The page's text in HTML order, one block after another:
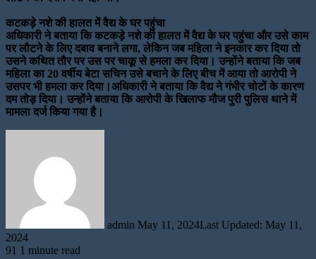
कटकड़े नशे की हालत में वैद्य के घर पहुंचा
अधिकारी ने बताया कि कटकड़े नशे की हालत में वैद्य के घर पहुंचा और उसे काम
पर लौटने के लिए दबाव बनाने लगा, लेकिन जब महिला ने इनकार कर दिया तो
उसने कथित तौर पर उस पर चाकू से हमला कर दिया। उन्होंने बताया कि जब
महिला का 20 वर्षीय बेटा सचिन उसे बचाने के लिए बीच में आया तो आरोपी ने
उसपर भी हमला कर दिया।अधिकारी ने बताया कि वैद्य ने गंभीर चोटों के कारण
दम तोड़ दिया। उन्होंने बताया कि आरोपी के खिलाफ मौज पुरी पुलिस थाने में
मामला दर्ज किया गया है।
admin May 11, 2024Last Updated: May 11,
2024
91 1 minute read